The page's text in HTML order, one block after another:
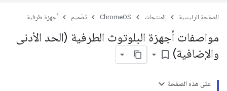
الصفحة الرئيسية المنتجات ChromeOS تَصْميم أجهزة طرفية
مواصفات أجهزة البلوتوث الطرفية (الحد الأدنى
والإضافية) bookmark_border
على هذه الصفحة